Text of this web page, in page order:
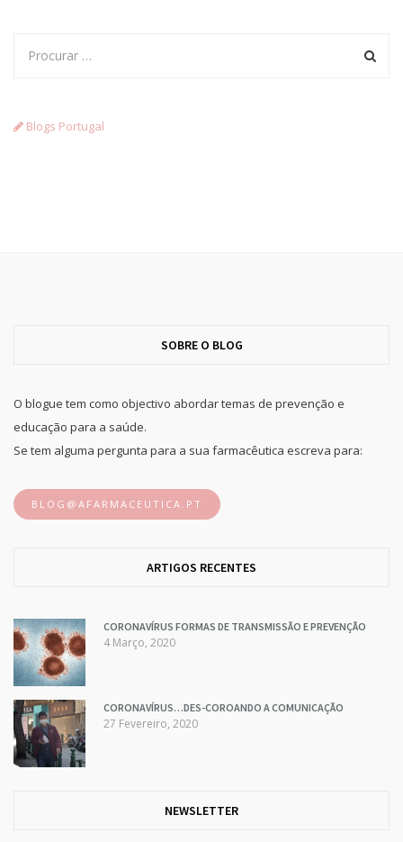
Blogs Portugal
SOBRE O BLOG
O blogue tem como objectivo abordar temas de prevenção e
educação para a saúde.
Se tem alguma pergunta para a sua farmacêutica escreva para:
BLOG@AFARMACEUTICA.PT
ARTIGOS RECENTES
CORONAVÍRUS FORMAS DE TRANSMISSÃO E PREVENÇÃO
4 Março, 2020
CORONAVÍRUS…DES-COROANDO A COMUNICAÇÃO
27 Fevereiro, 2020
NEWSLETTER